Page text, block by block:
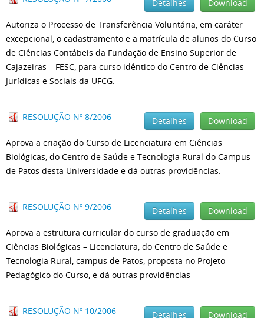
Download
Detalhes
Autoriza o Processo de Transferência Voluntária, em caráter
excepcional, o cadastramento e a matrícula de alunos do Curso
de Ciências Contábeis da Fundação de Ensino Superior de
Cajazeiras – FESC, para curso idêntico do Centro de Ciências
Jurídicas e Sociais da UFCG.
RESOLUÇÃO Nº 8/2006 Download
Detalhes
Aprova a criação do Curso de Licenciatura em Ciências
Biológicas, do Centro de Saúde e Tecnologia Rural do Campus
de Patos desta Universidade e dá outras providências.
RESOLUÇÃO Nº 9/2006 Download
Detalhes
Aprova a estrutura curricular do curso de graduação em
Ciências Biológicas – Licenciatura, do Centro de Saúde e
Tecnologia Rural, campus de Patos, proposta no Projeto
Pedagógico do Curso, e dá outras providências
RESOLUÇÃO Nº 10/2006 Download
Detalhes